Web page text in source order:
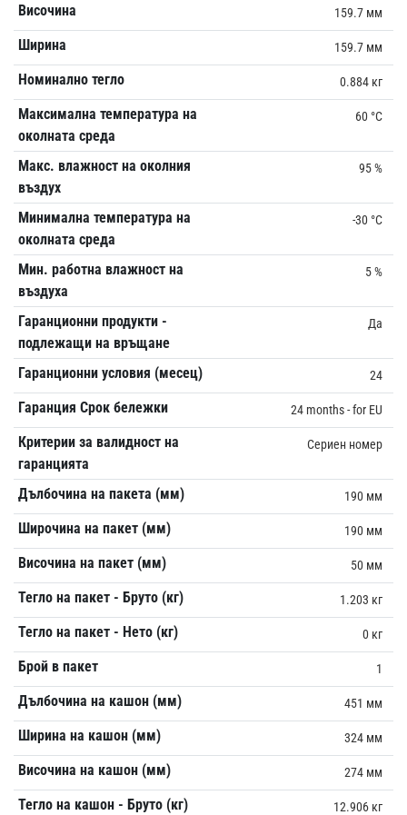
Височина 159.7 мм
Ширина 159.7 мм
Номинално тегло 0.884 кг
Максимална температура на
околната среда
60 °C
Макс. влажност на околния
въздух
95 %
Минимална температура на
околната среда
-30 °C
Мин. работна влажност на
въздуха
5 %
Гаранционни продукти -
подлежащи на връщане
Да
Гаранционни условия (месец) 24
Гаранция Срок бележки 24 months - for EU
Критерии за валидност на
гаранцията
Сериен номер
Дълбочина на пакета (мм) 190 мм
Широчина на пакет (мм) 190 мм
Височина на пакет (мм) 50 мм
Тегло на пакет - Бруто (кг) 1.203 кг
Тегло на пакет - Нето (кг) 0 кг
Брой в пакет 1
Дълбочина на кашон (мм) 451 мм
Ширина на кашон (мм) 324 мм
Височина на кашон (мм) 274 мм
Тегло на кашон - Бруто (кг) 12.906 кг